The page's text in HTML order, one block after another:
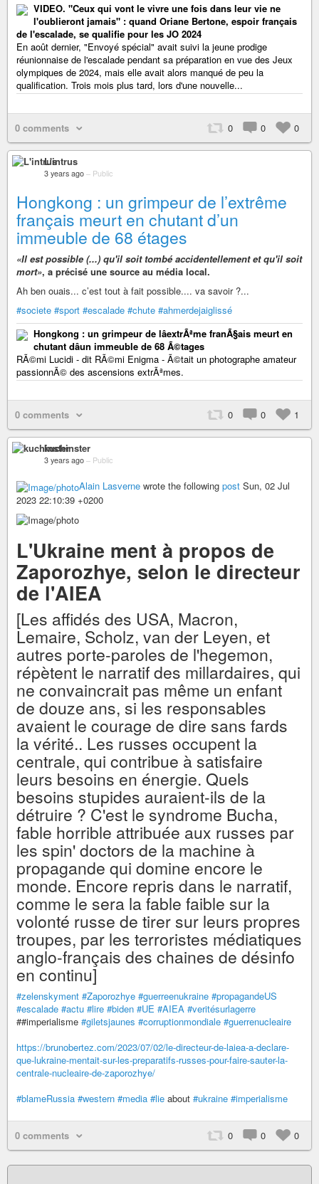
VIDEO. "Ceux qui vont le vivre une fois dans leur vie ne
l'oublieront jamais" : quand Oriane Bertone, espoir français
de l'escalade, se qualifie pour les JO 2024
En août dernier, "Envoyé spécial" avait suivi la jeune prodige
réunionnaise de l'escalade pendant sa préparation en vue des Jeux
olympiques de 2024, mais elle avait alors manqué de peu la
qualification. Trois mois plus tard, lors d'une nouvelle...
0 comments 0 0 0
L'intrus
3 years ago – Public
Hongkong : un grimpeur de l’extrême
français meurt en chutant d’un
immeuble de 68 étages
«Il est possible (...) qu'il soit tombé accidentellement et qu'il soit
mort», a précisé une source au média local.
Ah ben ouais... c’est tout à fait possible.... va savoir ?...
#societe #sport #escalade #chute #ahmerdejaiglissé
Hongkong : un grimpeur de lâextrÃªme franÃ§ais meurt en
chutant dâun immeuble de 68 Ã©tages
RÃ©mi Lucidi - dit RÃ©mi Enigma - Ã©tait un photographe amateur
passionnÃ© des ascensions extrÃªmes.
0 comments 0 0 1
kuchinster
3 years ago – Public
Alain Lasverne wrote the following post Sun, 02 Jul
2023 22:10:39 +0200
L'Ukraine ment à propos de
Zaporozhye, selon le directeur
de l'AIEA
[Les affidés des USA, Macron,
Lemaire, Scholz, van der Leyen, et
autres porte-paroles de l'hegemon,
répètent le narratif des millardaires, qui
ne convaincrait pas même un enfant
de douze ans, si les responsables
avaient le courage de dire sans fards
la vérité.. Les russes occupent la
centrale, qui contribue à satisfaire
leurs besoins en énergie. Quels
besoins stupides auraient-ils de la
détruire ? C'est le syndrome Bucha,
fable horrible attribuée aux russes par
les spin' doctors de la machine à
propagande qui domine encore le
monde. Encore repris dans le narratif,
comme le sera la fable faible sur la
volonté russe de tirer sur leurs propres
troupes, par les terroristes médiatiques
anglo-français des chaines de désinfo
en continu]
#zelenskyment #Zaporozhye #guerreenukraine #propagandeUS
#escalade #actu #lire #biden #UE #AIEA #veritésurlagerre
##imperialisme #giletsjaunes #corruptionmondiale #guerrenucleaire
https://brunobertez.com/2023/07/02/le-directeur-de-laiea-a-declare-
que-lukraine-mentait-sur-les-preparatifs-russes-pour-faire-sauter-la-
centrale-nucleaire-de-zaporozhye/
#blameRussia #western #media #lie about #ukraine #imperialisme
0 comments 0 0 0